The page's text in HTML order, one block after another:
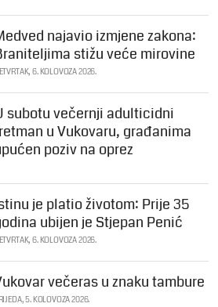
najavio izmjene zakona:
stižu veće mirovine
6. KOLOVOZA 2026.
subotu večernji adulticidni
u Vukovaru, građanima
poziv na oprez
je platio životom: Prije 35
ubijen je Stjepan Penić
6. KOLOVOZA 2026.
večeras u znaku tambure
5. KOLOVOZA 2026.